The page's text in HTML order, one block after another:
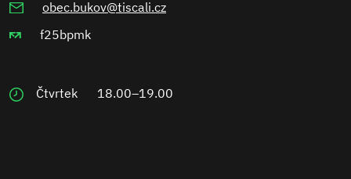
obec.bukov@tiscali.cz
f25bpmk
Čtvrtek 18.00–19.00